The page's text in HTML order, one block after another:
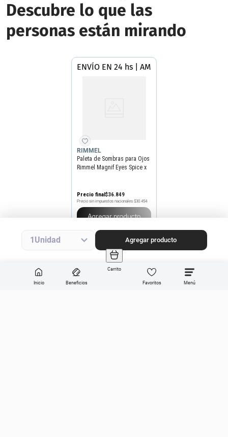
Inicio Beneficios
Carrito
Favoritos
1 Agregar producto
Descubre lo que las
personas están mirando
ENVÍO EN 24 hs | AMBA
RIMMEL
Paleta de Sombras para Ojos
Rimmel Magnif Eyes Spice x
Precio final$36.849
Precio sin impuestos nacionales $30.454
Agregar producto